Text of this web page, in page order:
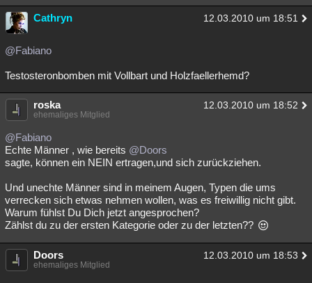
Cathryn 12.03.2010 um 18:51
@Fabiano
Testosteronbomben mit Vollbart und Holzfaellerhemd?
roska 12.03.2010 um 18:52
ehemaliges Mitglied
@Fabiano
Echte Männer , wie bereits @Doors
sagte, können ein NEIN ertragen,und sich zurückziehen.
Und unechte Männer sind in meinem Augen, Typen die ums
verrecken sich etwas nehmen wollen, was es freiwillig nicht gibt.
Warum fühlst Du Dich jetzt angesprochen?
Zählst du zu der ersten Kategorie oder zu der letzten??
Doors 12.03.2010 um 18:53
ehemaliges Mitglied